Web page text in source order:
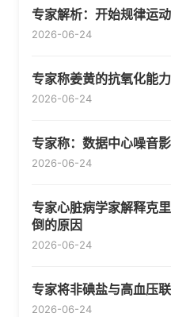
专家解析：开始规律运
2026-06-24
专家称姜黄的抗氧化能
2026-06-24
专家称：数据中心噪音
2026-06-24
专家心脏病学家解释克
倒的原因
2026-06-24
专家将非碘盐与高血压
2026-06-24